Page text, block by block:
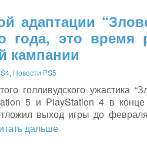
адаптации
года, это время
кампании
, Новости PS5
голливудского ужастика
5 и PlayStation 4 в конце
выход игры до
дальше